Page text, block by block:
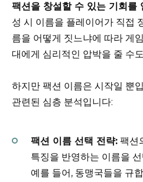
팩션을 창설할 수 있는 기회를
성 시 이름을 플레이어가 직접
름을 어떻게 짓느냐에 따라 게
대에게 심리적인 압박을 줄 수
하지만 팩션 이름은 시작일 뿐
관련된 심층 분석입니다:
팩션 이름 선택 전략: 팩션
특징을 반영하는 이름을
예를 들어, 동맹국들을 규